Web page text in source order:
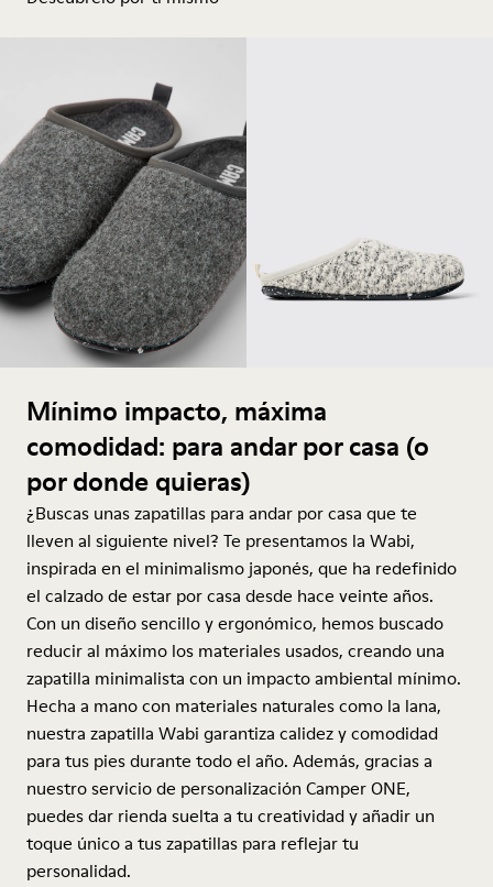
Mínimo impacto, máxima
comodidad: para andar por casa (o
por donde quieras)
¿Buscas unas zapatillas para andar por casa que te
lleven al siguiente nivel? Te presentamos la Wabi,
inspirada en el minimalismo japonés, que ha redefinido
el calzado de estar por casa desde hace veinte años.
Con un diseño sencillo y ergonómico, hemos buscado
reducir al máximo los materiales usados, creando una
zapatilla minimalista con un impacto ambiental mínimo.
Hecha a mano con materiales naturales como la lana,
nuestra zapatilla Wabi garantiza calidez y comodidad
para tus pies durante todo el año. Además, gracias a
nuestro servicio de personalización Camper ONE,
puedes dar rienda suelta a tu creatividad y añadir un
toque único a tus zapatillas para reflejar tu
personalidad.